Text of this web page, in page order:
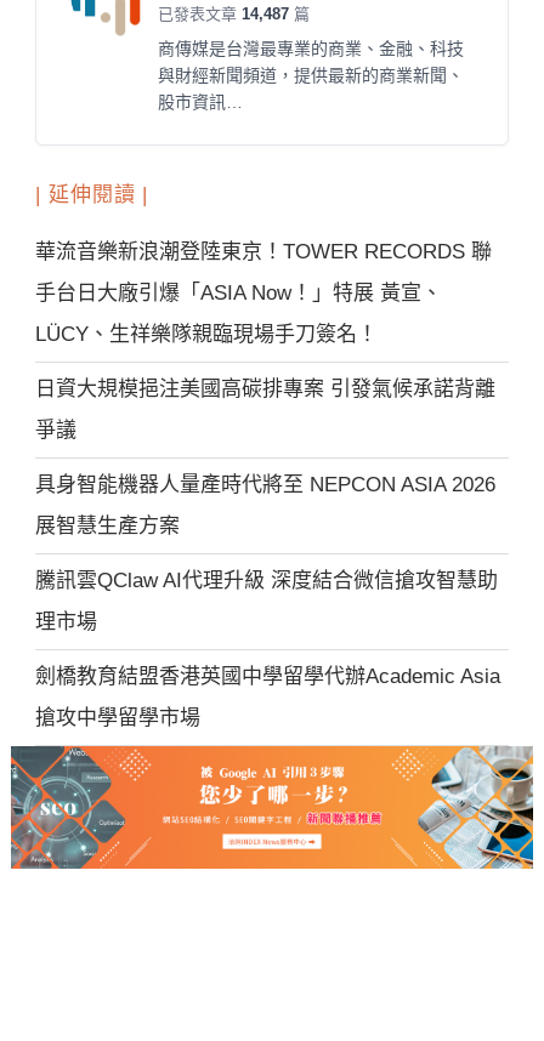
已發表文章 14,487 篇
商傳媒是台灣最專業的商業、金融、科技
與財經新聞頻道，提供最新的商業新聞、
股市資訊…
| 延伸閱讀 |
華流音樂新浪潮登陸東京！TOWER RECORDS 聯
手台日大廠引爆「ASIA Now！」特展 黃宣、
LÜCY、生祥樂隊親臨現場手刀簽名！
日資大規模挹注美國高碳排專案 引發氣候承諾背離
爭議
具身智能機器人量產時代將至 NEPCON ASIA 2026
展智慧生產方案
騰訊雲QClaw AI代理升級 深度結合微信搶攻智慧助
理市場
劍橋教育結盟香港英國中學留學代辦Academic Asia
搶攻中學留學市場